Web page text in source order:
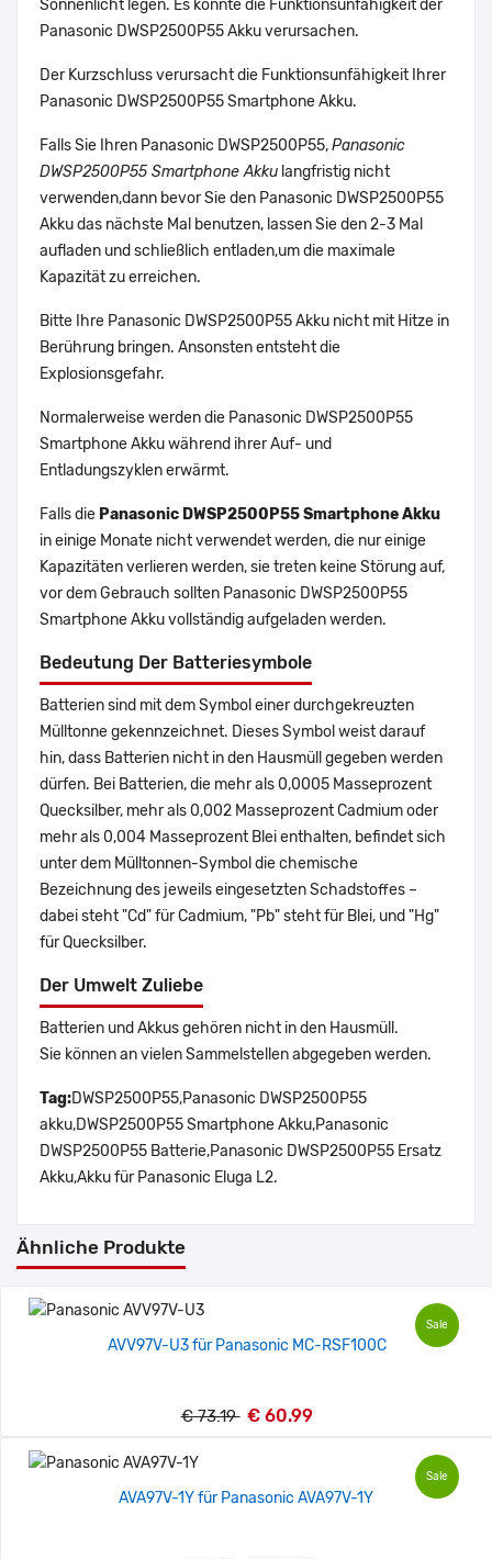
Sonnenlicht legen. Es könnte die Funktionsunfähigkeit der
Panasonic DWSP2500P55 Akku verursachen.
Der Kurzschluss verursacht die Funktionsunfähigkeit Ihrer
Panasonic DWSP2500P55 Smartphone Akku.
Falls Sie Ihren Panasonic DWSP2500P55,Panasonic
DWSP2500P55 Smartphone Akku langfristig nicht
verwenden,dann bevor Sie den Panasonic DWSP2500P55
Akku das nächste Mal benutzen, lassen Sie den 2-3 Mal
aufladen und schließlich entladen,um die maximale
Kapazität zu erreichen.
Bitte Ihre Panasonic DWSP2500P55 Akku nicht mit Hitze in
Berührung bringen. Ansonsten entsteht die
Explosionsgefahr.
Normalerweise werden die Panasonic DWSP2500P55
Smartphone Akku während ihrer Auf- und
Entladungszyklen erwärmt.
Falls die Panasonic DWSP2500P55 Smartphone Akku
in einige Monate nicht verwendet werden, die nur einige
Kapazitäten verlieren werden, sie treten keine Störung auf,
vor dem Gebrauch sollten Panasonic DWSP2500P55
Smartphone Akku vollständig aufgeladen werden.
Bedeutung Der Batteriesymbole
Batterien sind mit dem Symbol einer durchgekreuzten
Mülltonne gekennzeichnet. Dieses Symbol weist darauf
hin, dass Batterien nicht in den Hausmüll gegeben werden
dürfen. Bei Batterien, die mehr als 0,0005 Masseprozent
Quecksilber, mehr als 0,002 Masseprozent Cadmium oder
mehr als 0,004 Masseprozent Blei enthalten, befindet sich
unter dem Mülltonnen-Symbol die chemische
Bezeichnung des jeweils eingesetzten Schadstoffes –
dabei steht "Cd" für Cadmium, "Pb" steht für Blei, und "Hg"
für Quecksilber.
Der Umwelt Zuliebe
Batterien und Akkus gehören nicht in den Hausmüll.
Sie können an vielen Sammelstellen abgegeben werden.
Tag:DWSP2500P55,Panasonic DWSP2500P55
akku,DWSP2500P55 Smartphone Akku,Panasonic
DWSP2500P55 Batterie,Panasonic DWSP2500P55 Ersatz
Akku,Akku für Panasonic Eluga L2.
Ähnliche Produkte
Sale
AVV97V-U3 für Panasonic MC-RSF100C
€ 73.19 € 60.99
Sale
AVA97V-1Y für Panasonic AVA97V-1Y